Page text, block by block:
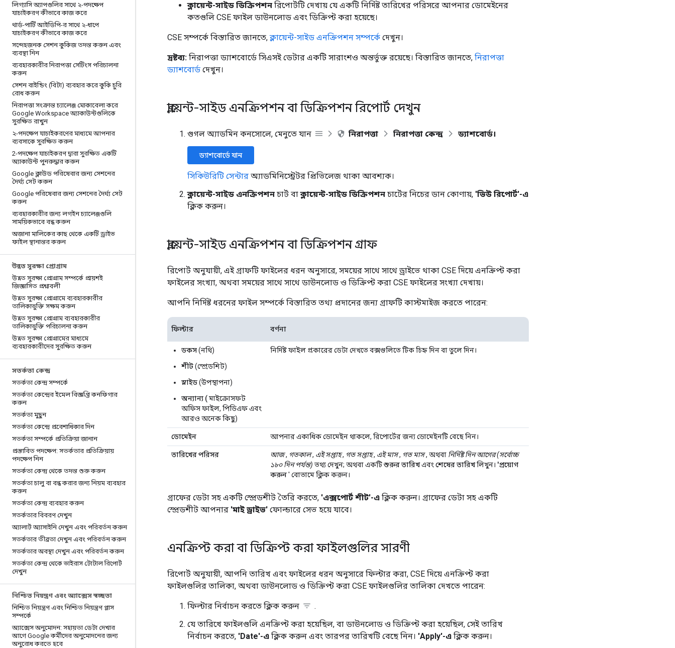
লিগ্যাসি অ্যাপগুলির সাথে ২-পদক্ষেপ
যাচাইকরণ কীভাবে কাজ করে
থার্ড-পার্টি আইডিপি-র সাথে ২-ধাপে
যাচাইকরণ কীভাবে কাজ করে
সন্দেহজনক সেশন কুকিজ তদন্ত করুন এবং
ব্যবস্থা নিন
ব্যবহারকারীর নিরাপত্তা সেটিংস পরিচালনা
করুন
সেশন বাইন্ডিং (বিটা) ব্যবহার করে কুকি চুরি
রোধ করুন
নিরাপত্তা সংক্রান্ত চ্যালেঞ্জ মোকাবেলা করে
Google Workspace অ্যাকাউন্টগুলিকে
সুরক্ষিত রাখুন
২-পদক্ষেপ যাচাইকরণের মাধ্যমে আপনার
ব্যবসাকে সুরক্ষিত করুন
2-পদক্ষেপ যাচাইকরণ দ্বারা সুরক্ষিত একটি
অ্যাকাউন্ট পুনরুদ্ধার করুন
Google ক্লাউড পরিষেবার জন্য সেশনের
দৈর্ঘ্য সেট করুন
Google পরিষেবার জন্য সেশনের দৈর্ঘ্য সেট
করুন
ব্যবহারকারীর জন্য লগইন চ্যালেঞ্জগুলি
সাময়িকভাবে বন্ধ করুন
অজানা মালিকের কাছ থেকে একটি ড্রাইভ
ফাইল স্থানান্তর করুন
উন্নত সুরক্ষা প্রোগ্রাম
উন্নত সুরক্ষা প্রোগ্রাম সম্পর্কে প্রায়শই
জিজ্ঞাসিত প্রশ্নাবলী
উন্নত সুরক্ষা প্রোগ্রামে ব্যবহারকারীর
তালিকাভুক্তি সক্ষম করুন
উন্নত সুরক্ষা প্রোগ্রাম ব্যবহারকারীর
তালিকাভুক্তি পরিচালনা করুন
উন্নত সুরক্ষা প্রোগ্রামের মাধ্যমে
ব্যবহারকারীদের সুরক্ষিত করুন
সতর্কতা কেন্দ্র
সতর্কতা কেন্দ্র সম্পর্কে
সতর্কতা কেন্দ্রের ইমেল বিজ্ঞপ্তি কনফিগার
করুন
সতর্কতা মুছুন
সতর্কতা কেন্দ্রে প্রবেশাধিকার দিন
সতর্কতা সম্পর্কে প্রতিক্রিয়া জানান
প্রস্তাবিত পদক্ষেপ: সতর্কতার প্রতিক্রিয়ায়
পদক্ষেপ নিন
সতর্কতা কেন্দ্র থেকে তদন্ত শুরু করুন
সতর্কতা চালু বা বন্ধ করার জন্য নিয়ম ব্যবহার
করুন
সতর্কতা কেন্দ্র ব্যবহার করুন
সতর্কতার বিবরণ দেখুন
অ্যালার্ট অ্যাসাইনি দেখুন এবং পরিবর্তন করুন
সতর্কতার তীব্রতা দেখুন এবং পরিবর্তন করুন
সতর্কতার অবস্থা দেখুন এবং পরিবর্তন করুন
সতর্কতা কেন্দ্র থেকে ভাইরাস টোটাল রিপোর্ট
দেখুন
নিশ্চিত নিয়ন্ত্রণ এবং অ্যাক্সেস স্বচ্ছতা
নিশ্চিত নিয়ন্ত্রণ এবং নিশ্চিত নিয়ন্ত্রণ প্লাস
সম্পর্কে
অ্যাক্সেস অনুমোদন: সহায়তা ডেটা দেখার
আগে Google কর্মীদের অনুমোদনের জন্য
অনুরোধ করতে হবে
ক্লায়েন্ট-সাইড ডিক্রিপশন রিপোর্টটি দেখায় যে একটি নির্দিষ্ট তারিখের পরিসরে আপনার ডোমেইনের
কতগুলি CSE ফাইল ডাউনলোড এবং ডিক্রিপ্ট করা হয়েছে।
CSE সম্পর্কে বিস্তারিত জানতে,ক্লায়েন্ট-সাইড এনক্রিপশন সম্পর্কে দেখুন।
দ্রষ্টব্য: নিরাপত্তা ড্যাশবোর্ডে সিএসই ডেটার একটি সারাংশও অন্তর্ভুক্ত রয়েছে। বিস্তারিত জানতে, নিরাপত্তা
ড্যাশবোর্ড দেখুন।
ক্লায়েন্ট-সাইড এনক্রিপশন বা ডিক্রিপশন রিপোর্ট দেখুন
গুগল অ্যাডমিন কনসোলে, মেনুতে যান নিরাপত্তা নিরাপত্তা কেন্দ্র ড্যাশবোর্ড।
ড্যাশবোর্ডে যান
সিকিউরিটি সেন্টার অ্যাডমিনিস্ট্রেটর প্রিভিলেজ থাকা আবশ্যক।
ক্লায়েন্ট-সাইড এনক্রিপশন চার্ট বাক্লায়েন্ট-সাইড ডিক্রিপশন চার্টের নিচের ডান কোণায়, 'ভিউ রিপোর্ট'-এ
ক্লিক করুন।
ক্লায়েন্ট-সাইড এনক্রিপশন বা ডিক্রিপশন গ্রাফ
রিপোর্ট অনুযায়ী, এই গ্রাফটি ফাইলের ধরন অনুসারে, সময়ের সাথে সাথে ড্রাইভে থাকা CSE দিয়ে এনক্রিপ্ট করা
ফাইলের সংখ্যা, অথবা সময়ের সাথে সাথে ডাউনলোড ও ডিক্রিপ্ট করা CSE ফাইলের সংখ্যা দেখায়।
আপনি নির্দিষ্ট ধরনের ফাইল সম্পর্কে বিস্তারিত তথ্য প্রদানের জন্য গ্রাফটি কাস্টমাইজ করতে পারেন:
ফিল্টার বর্ণনা
ডকস(নথি)
শীট(স্প্রেডশিট)
স্লাইড(উপস্থাপনা)
অন্যান্য (মাইক্রোসফট
অফিস ফাইল, পিডিএফ এবং
আরও অনেক কিছু)
নির্দিষ্ট ফাইল প্রকারের ডেটা দেখতে বক্সগুলিতে টিক চিহ্ন দিন বা তুলে দিন।
ডোমেইন আপনার একাধিক ডোমেইন থাকলে, রিপোর্টের জন্য ডোমেইনটি বেছে নিন।
তারিখের পরিসর আজ, গতকাল, এই সপ্তাহ, গত সপ্তাহ, এই মাস, গত মাস, অথবা নির্দিষ্ট দিন আগের (সর্বোচ্চ
১৮০ দিন পর্যন্ত) তথ্য দেখুন; অথবা একটিশুরুর তারিখএবং শেষের তারিখলিখুন। 'প্রয়োগ
করুন' বোতামে ক্লিক করুন।
গ্রাফের ডেটা সহ একটি স্প্রেডশীট তৈরি করতে, 'এক্সপোর্ট শীট'-এ ক্লিক করুন। গ্রাফের ডেটা সহ একটি
স্প্রেডশীট আপনার 'মাই ড্রাইভ' ফোল্ডারে সেভ হয়ে যাবে।
এনক্রিপ্ট করা বা ডিক্রিপ্ট করা ফাইলগুলির সারণী
রিপোর্ট অনুযায়ী, আপনি তারিখ এবং ফাইলের ধরন অনুসারে ফিল্টার করা, CSE দিয়ে এনক্রিপ্ট করা
ফাইলগুলির তালিকা, অথবা ডাউনলোড ও ডিক্রিপ্ট করা CSE ফাইলগুলির তালিকা দেখতে পারেন:
ফিল্টার নির্বাচন করতে ক্লিক করুন
.
যে তারিখে ফাইলগুলি এনক্রিপ্ট করা হয়েছিল, বা ডাউনলোড ও ডিক্রিপ্ট করা হয়েছিল, সেই তারিখ
নির্বাচন করতে, 'Date'-এ ক্লিক করুন এবং তারপর তারিখটি বেছে নিন। 'Apply'-এ ক্লিক করুন।